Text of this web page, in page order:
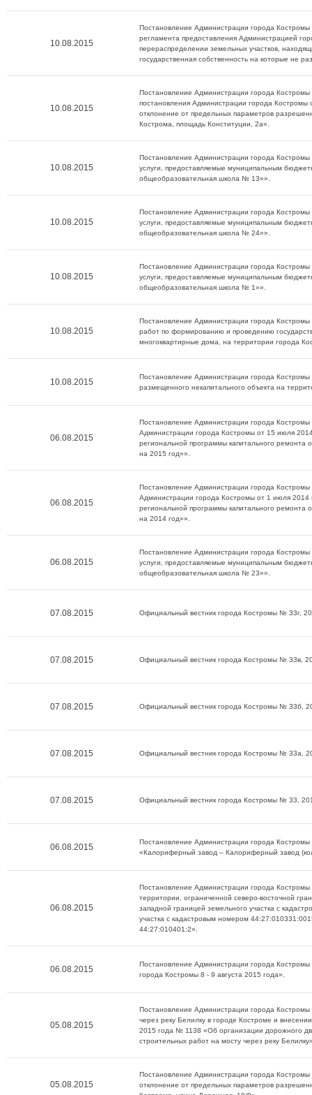
10.08.2015
Постановление Администрации города
регламента предоставления Администрацией
перераспределении земельных участков,
государственная собственность на которые не
10.08.2015
Постановление Администрации города
постановления Администрации города
отклонение от предельных параметров
Кострома, площадь Конституции, 2а».
10.08.2015
Постановление Администрации города
услуги, предоставляемые муниципальным
общеобразовательная школа № 13»».
10.08.2015
Постановление Администрации города
услуги, предоставляемые муниципальным
общеобразовательная школа № 24»».
10.08.2015
Постановление Администрации города
услуги, предоставляемые муниципальным
общеобразовательная школа № 1»».
10.08.2015
Постановление Администрации города
работ по формированию и проведению
многоквартирные дома, на территории города
10.08.2015
Постановление Администрации города
размещенного некапитального объекта на
06.08.2015
Постановление Администрации города
Администрации города Костромы от 15 июля
региональной программы капитального
на 2015 год»».
06.08.2015
Постановление Администрации города
Администрации города Костромы от 1 июля
региональной программы капитального
на 2014 год»».
06.08.2015
Постановление Администрации города
услуги, предоставляемые муниципальным
общеобразовательная школа № 23»».
07.08.2015 Официальный вестник города Костромы № 33г,
07.08.2015 Официальный вестник города Костромы № 33в,
07.08.2015 Официальный вестник города Костромы № 33б,
07.08.2015 Официальный вестник города Костромы № 33а,
07.08.2015 Официальный вестник города Костромы № 33,
06.08.2015
Постановление Администрации города
«Калориферный завод – Калориферный завод
06.08.2015
Постановление Администрации города
территории, ограниченной северо-восточной
западной границей земельного участка с
участка с кадастровым номером
44:27:010401:2».
06.08.2015
Постановление Администрации города
города Костромы 8 - 9 августа 2015 года».
05.08.2015
Постановление Администрации города
через реку Белилку в городе Костроме и
2015 года № 1138 «Об организации дорожного
строительных работ на мосту через реку
05.08.2015
Постановление Администрации города
отклонение от предельных параметров